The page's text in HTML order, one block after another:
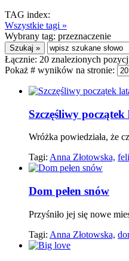
TAG index:
Wszystkie tagi »
Wybrany tag: przeznaczenie
Łącznie: 20 znalezionych
Pokaż # wyników na stronie:
Szczęśliwy początek
Wróżka powiedziała, że
Tagi: Anna Złotowska,
Dom pełen snów
Przyśniło jej się nowe
Tagi: Anna Złotowska,